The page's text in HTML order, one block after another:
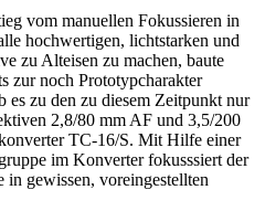
vom manuellen Fokussieren in
hochwertigen, lichtstarken und
zu Alteisen zu machen, baute
zur noch Prototypcharakter
zu den zu diesem Zeitpunkt nur
2,8/80 mm AF und 3,5/200
TC-16/S. Mit Hilfe einer
im Konverter fokusssiert der
gewissen, voreingestellten